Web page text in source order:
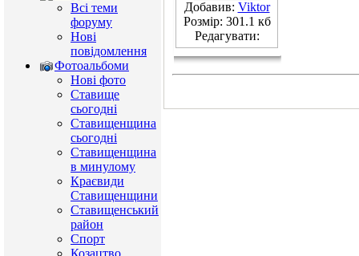
Всі теми
форуму
Нові
повідомлення
Фотоальбоми
Нові фото
Ставище
сьогодні
Ставищенщина
сьогодні
Ставищенщина
в минулому
Краєвиди
Ставищенщини
Ставищенський
район
Спорт
Добавив: Viktor
Розмір: 301.1 кб
Редагувати: